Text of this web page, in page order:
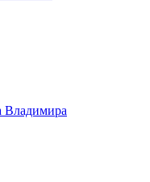
Владимира